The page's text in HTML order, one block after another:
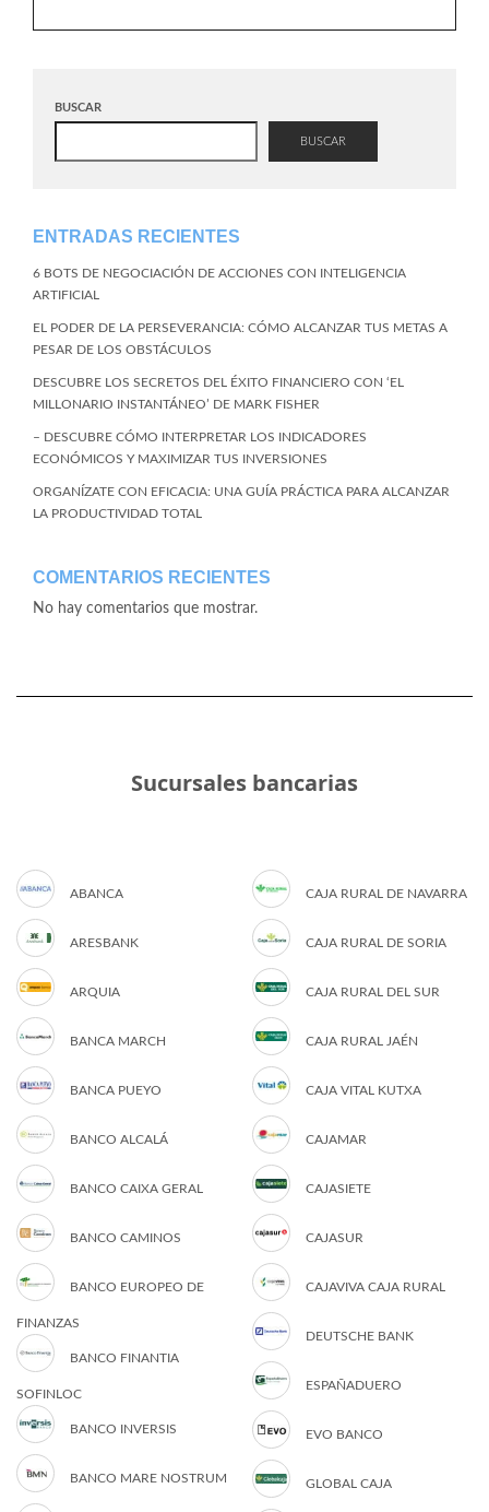
BUSCAR
BUSCAR
ENTRADAS RECIENTES
6 BOTS DE NEGOCIACIÓN DE ACCIONES CON INTELIGENCIA
ARTIFICIAL
EL PODER DE LA PERSEVERANCIA: CÓMO ALCANZAR TUS METAS A
PESAR DE LOS OBSTÁCULOS
DESCUBRE LOS SECRETOS DEL ÉXITO FINANCIERO CON ‘EL
MILLONARIO INSTANTÁNEO’ DE MARK FISHER
– DESCUBRE CÓMO INTERPRETAR LOS INDICADORES
ECONÓMICOS Y MAXIMIZAR TUS INVERSIONES
ORGANÍZATE CON EFICACIA: UNA GUÍA PRÁCTICA PARA ALCANZAR
LA PRODUCTIVIDAD TOTAL
COMENTARIOS RECIENTES
No hay comentarios que mostrar.
Sucursales bancarias
ABANCA
ARESBANK
ARQUIA
BANCA MARCH
BANCA PUEYO
BANCO ALCALÁ
BANCO CAIXA GERAL
BANCO CAMINOS
BANCO EUROPEO DE
FINANZAS
BANCO FINANTIA
SOFINLOC
BANCO INVERSIS
BANCO MARE NOSTRUM
CAJA RURAL DE NAVARRA
CAJA RURAL DE SORIA
CAJA RURAL DEL SUR
CAJA RURAL JAÉN
CAJA VITAL KUTXA
CAJAMAR
CAJASIETE
CAJASUR
CAJAVIVA CAJA RURAL
DEUTSCHE BANK
ESPAÑADUERO
EVO BANCO
GLOBAL CAJA